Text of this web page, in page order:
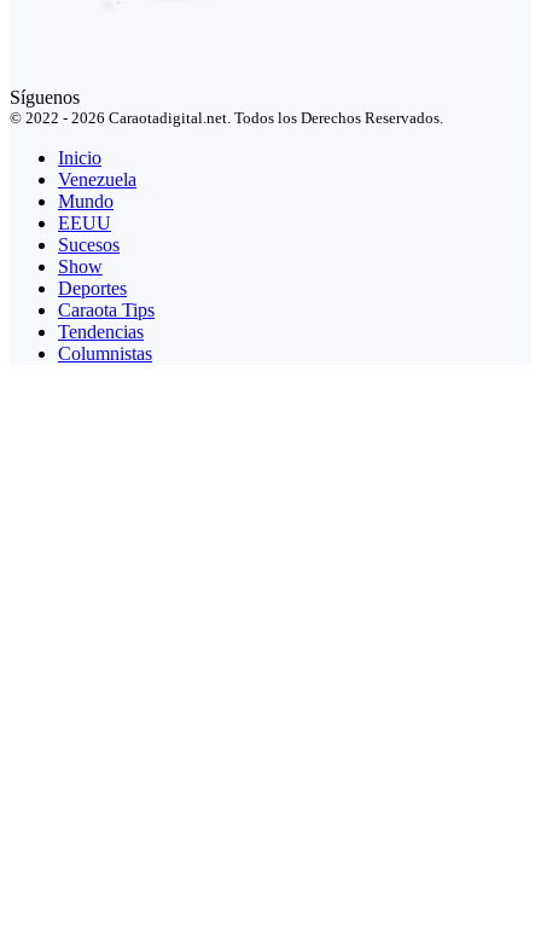
Síguenos
© 2022 - 2026 Caraotadigital.net. Todos los Derechos Reservados.
Inicio
Venezuela
Mundo
EEUU
Sucesos
Show
Deportes
Caraota Tips
Tendencias
Columnistas